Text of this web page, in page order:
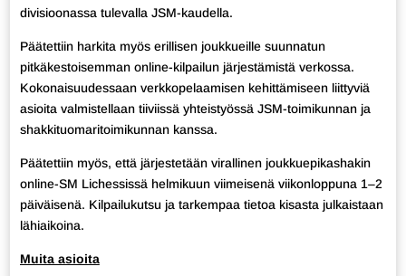
divisioonassa tulevalla JSM-kaudella.
Päätettiin harkita myös erillisen joukkueille suunnatun
pitkäkestoisemman online-kilpailun järjestämistä verkossa.
Kokonaisuudessaan verkkopelaamisen kehittämiseen liittyviä
asioita valmistellaan tiiviissä yhteistyössä JSM-toimikunnan ja
shakkituomaritoimikunnan kanssa.
Päätettiin myös, että järjestetään virallinen joukkuepikashakin
online-SM Lichessissä helmikuun viimeisenä viikonloppuna 1–2
päiväisenä. Kilpailukutsu ja tarkempaa tietoa kisasta julkaistaan
lähiaikoina.
Muita asioita